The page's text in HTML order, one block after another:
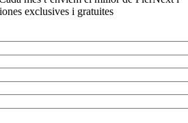
exclusives i gratuites